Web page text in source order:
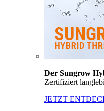
Der Sungrow
Zertifiziert
JETZT